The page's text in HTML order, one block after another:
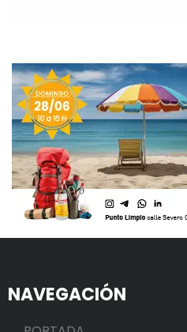
NAVEGACIÓN